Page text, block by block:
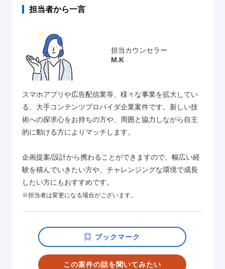
担当者から一言
担当カウンセラー
M.K
スマホアプリや広告配信業等、様々な事業を拡大してい
る、大手コンテンツプロバイダ企業案件です。新しい技
術への探求心をお持ちの方や、周囲と協力しながら自主
的に動ける方によりマッチします。
企画提案/設計から携わることができますので、幅広い経
験を積んでいきたい方や、チャレンジングな環境で成長
したい方にもおすすめです。
※担当者は変更になる場合がございます。
この案件の話を聞いてみたい